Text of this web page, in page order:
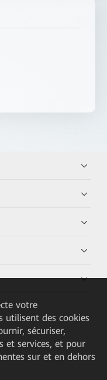
votre
utilisent des cookies
sécuriser,
et services, et pour
sur et en dehors